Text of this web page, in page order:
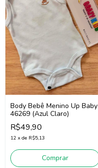
Body Bebê Menino Up Baby
46269 (Azul Claro)
R$49,90
12 x de R$5,13
Comprar